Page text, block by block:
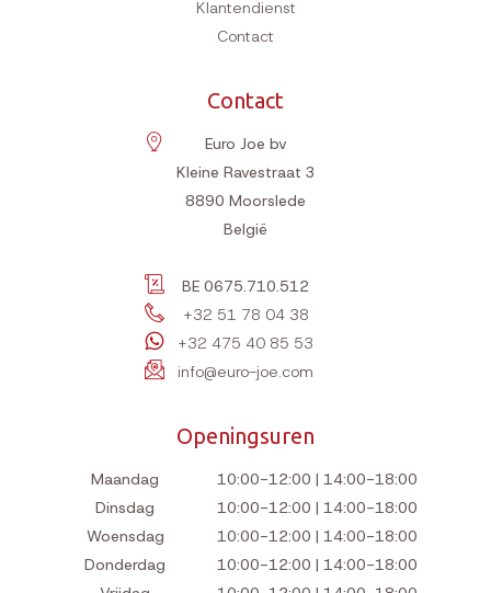
Klantendienst
Contact
Contact
Euro Joe bv
Kleine Ravestraat 3
8890 Moorslede
België
BE 0675.710.512
+32 51 78 04 38
+32 475 40 85 53
info@euro-joe.com
Openingsuren
Maandag
10:00-12:00 | 14:00-18:00
Dinsdag
10:00-12:00 | 14:00-18:00
Woensdag
10:00-12:00 | 14:00-18:00
Donderdag
10:00-12:00 | 14:00-18:00